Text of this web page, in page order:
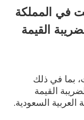
في المملكة
القيمة
بما في ذلك
القيمة